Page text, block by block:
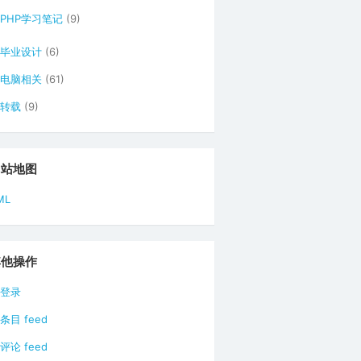
PHP学习笔记 (9)
毕业设计 (6)
电脑相关 (61)
转载 (9)
地图
操作
登录
条目 feed
评论 feed